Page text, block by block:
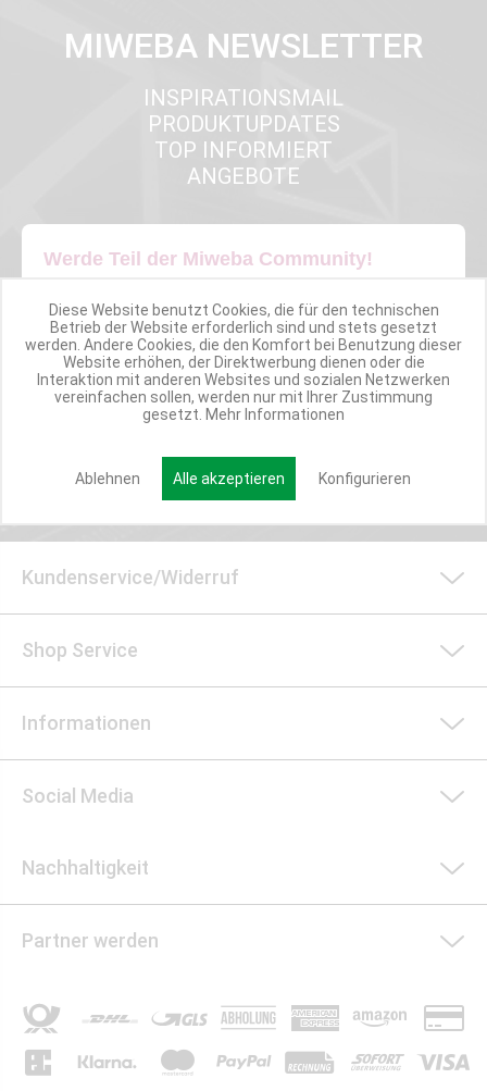
MIWEBA NEWSLETTER
INSPIRATIONSMAIL
PRODUKTUPDATES
TOP INFORMIERT
ANGEBOTE
Werde Teil der Miweba Community!
Verpasse nie wieder exklusive Newsletter-Rabatte und Aktionen
E-MAIL*
Kundenservice/Widerruf
Shop Service
Informationen
Social Media
Nachhaltigkeit
Partner werden
Diese Website benutzt Cookies, die für den technischen
Betrieb der Website erforderlich sind und stets gesetzt
werden. Andere Cookies, die den Komfort bei Benutzung dieser
Website erhöhen, der Direktwerbung dienen oder die
Interaktion mit anderen Websites und sozialen Netzwerken
vereinfachen sollen, werden nur mit Ihrer Zustimmung
gesetzt. Mehr Informationen
Ablehnen Alle akzeptieren Konfigurieren